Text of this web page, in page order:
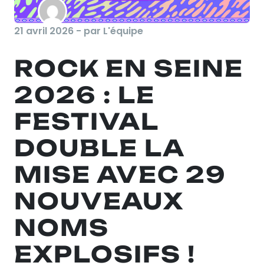
21 avril 2026 - par L'équipe
ROCK EN SEINE
2026 : LE
FESTIVAL
DOUBLE LA
MISE AVEC 29
NOUVEAUX
NOMS
EXPLOSIFS !